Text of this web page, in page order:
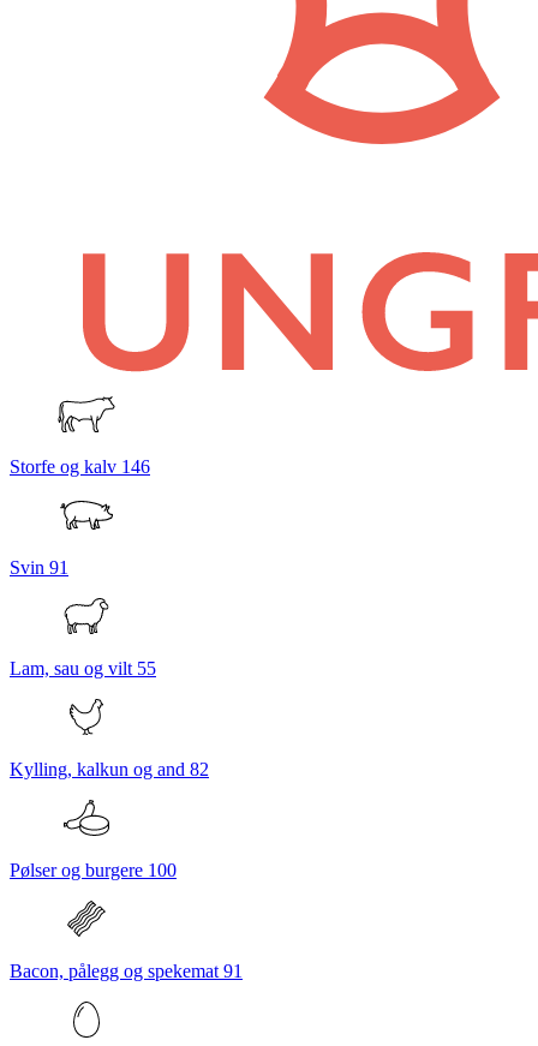
Storfe og kalv 146
Svin 91
Lam, sau og vilt 55
Kylling, kalkun og and 82
Pølser og burgere 100
Bacon, pålegg og spekemat 91